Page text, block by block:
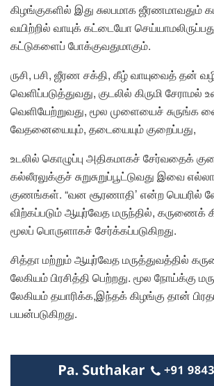
கிழங்குகளில் இது சுலபமாக
வயிற்றில் வாயுக் கட்டையோ
கட்டுகளைப் போக்குவதுமாகும்.
ருசி, பசி, ஜீரண சக்தி, கீழ் வாயுவைத் தன்
வெளிப்படுத்துவது, குடலில் கிருமி
வெளியேற்றுவது, மூல முளையைச் சுருங்க
வேதனையையும், தடையையும் குறைப்பது,
உடலில் கொழுப்பு அதிகமாகச் சேர்வதைக்
கல்லீரலுக்குச் சுறுசுறுப்பூட்டுவது இவை
குணங்கள். “வன சூரணாதி’ என்ற பெயரில்
விற்கப்படும் ஆயுர்வேத மருந்தில், கருணைக்
மூலப் பொருளாகச் சேர்க்கப்படுகிறது.
சித்தா மற்றும் ஆயுர்வேத மருத்துவத்தில்
லேகியம் பிரசித்தி பெற்றது. மூல நோய்க்கு
லேகியம் தயாரிக்க,இந்தக் கிழங்கு தான்
பயன்படுகிறது.